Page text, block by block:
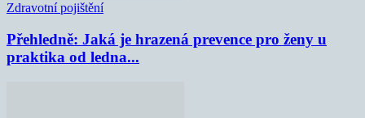
Zdravotní pojištění
Přehledně: Jaká je hrazená prevence pro ženy u
praktika od ledna...